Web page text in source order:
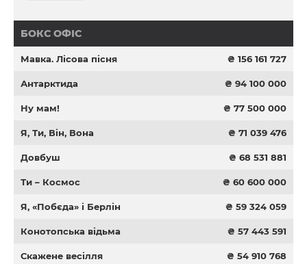
БОКС ОФІС
Мавка. Лісова пісня ₴ 156 161 727
Антарктида ₴ 94 100 000
Ну мам! ₴ 77 500 000
Я, Ти, Він, Вона ₴ 71 039 476
Довбуш ₴ 68 531 881
Ти – Космос ₴ 60 600 000
Я, «Побєда» і Берлін ₴ 59 324 059
Конотопська відьма ₴ 57 443 591
Скажене весілля ₴ 54 910 768